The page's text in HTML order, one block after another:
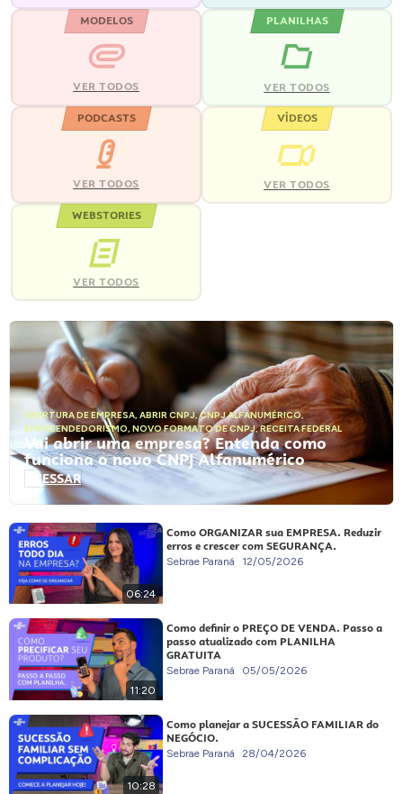
MODELOS
VER TODOS
PLANILHAS
VER TODOS
PODCASTS
VER TODOS
VÍDEOS
VER TODOS
WEBSTORIES
VER TODOS
ABERTURA DE EMPRESA, ABRIR CNPJ,CNPJ ALFANUMÉRICO,
EMPREENDEDORISMO, NOVO FORMATO DE CNPJ,RECEITA FEDERAL
Vai abrir uma empresa? Entenda como
funciona o novo CNPJ Alfanumérico
ACESSAR
06:24
Como ORGANIZAR sua EMPRESA. Reduzir
erros e crescer com SEGURANÇA.
Sebrae Paraná 12/05/2026
11:20
Como definir o PREÇO DE VENDA. Passo a
passo atualizado com PLANILHA
GRATUITA
Sebrae Paraná 05/05/2026
10:28
Como planejar a SUCESSÃO FAMILIAR do
NEGÓCIO.
Sebrae Paraná 28/04/2026